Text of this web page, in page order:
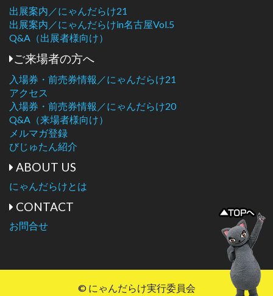
出展案内／にゃんだらけ21
出展案内／にゃんだらけin名古屋Vol.5
Q&A（出展者様向け）
ご来場者の方へ
入場券・前売券情報／にゃんだらけ21
アクセス
入場券・前売券情報／にゃんだらけ20
Q&A（来場者様向け）
メルマガ登録
びじゅたん紹介
ABOUT US
にゃんだらけとは
CONTACT
お問合せ
© にゃんだらけ実行委員会